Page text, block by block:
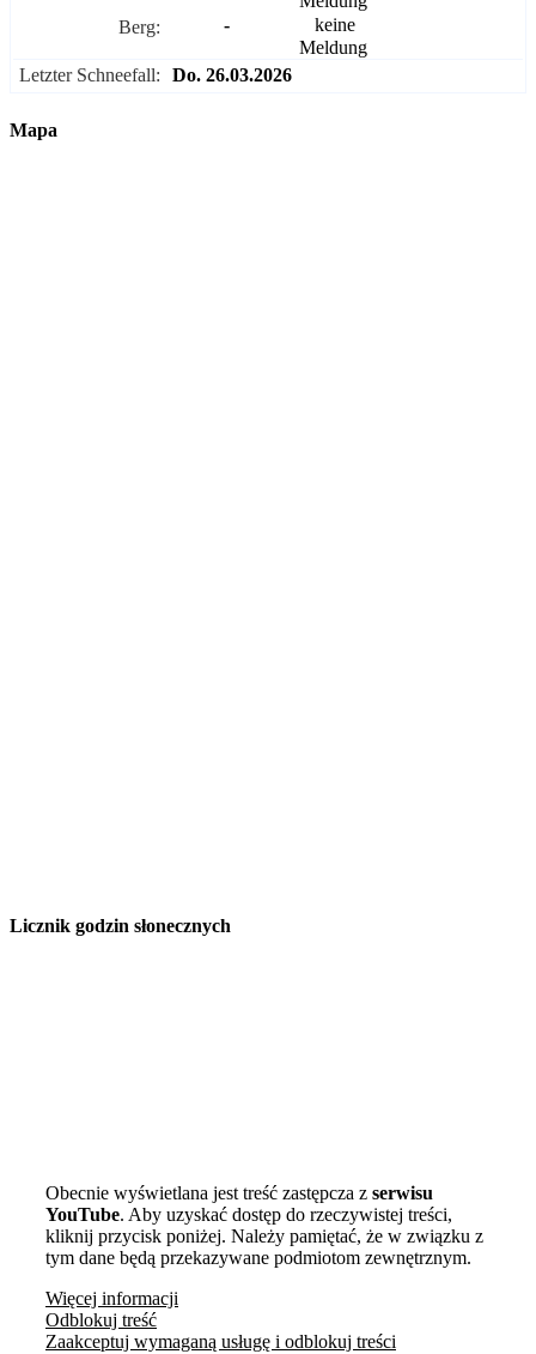
Berg:
-
keine
Meldung
Letzter Schneefall:
Do. 26.03.2026
Mapa
Licznik godzin słonecznych
Obecnie wyświetlana jest treść zastępcza z serwisu
YouTube. Aby uzyskać dostęp do rzeczywistej treści,
kliknij przycisk poniżej. Należy pamiętać, że w związku z
tym dane będą przekazywane podmiotom zewnętrznym.
Więcej informacji
Odblokuj treść
Zaakceptuj wymaganą usługę i odblokuj treści